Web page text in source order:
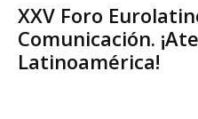
XXV Foro
Comunicación.
Latinoamérica!